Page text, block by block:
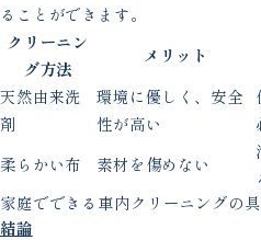
ることができます。
クリーニン
グ方法
メリット
天然由来洗
剤
環境に優しく、安全
性が高い
柔らかい布
素材を傷めない
家庭でできる車内クリーニングの
結論